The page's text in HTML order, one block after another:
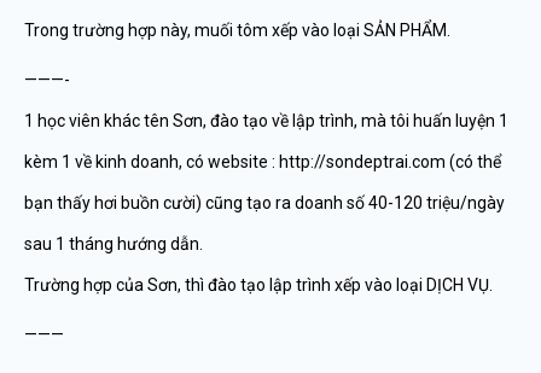
Trong trường hợp này, muối tôm xếp vào loại SẢN PHẨM.
———-
1 học viên khác tên Sơn, đào tạo về lập trình, mà tôi huấn luyện 1
kèm 1 về kinh doanh, có website : http://sondeptrai.com (có thể
bạn thấy hơi buồn cười) cũng tạo ra doanh số 40-120 triệu/ngày
sau 1 tháng hướng dẫn.
Trường hợp của Sơn, thì đào tạo lập trình xếp vào loại DỊCH VỤ.
———